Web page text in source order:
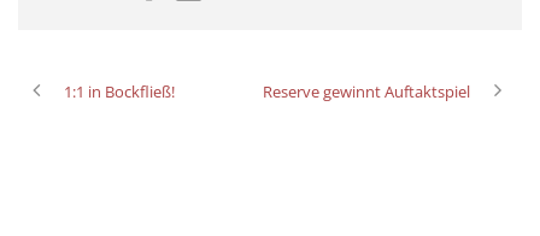
1:1 in Bockfließ! Reserve gewinnt Auftaktspiel